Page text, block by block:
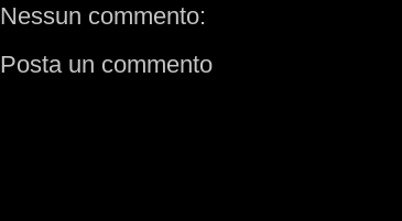
Nessun commento:
Posta un commento